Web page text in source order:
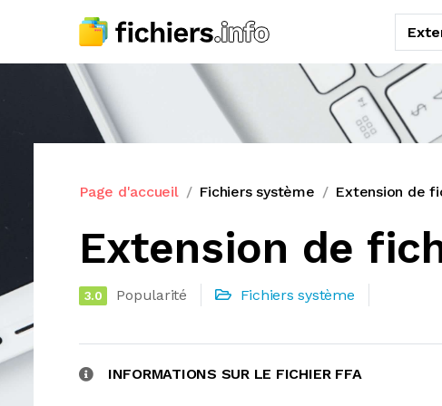
Page d'accueil Fichiers système Extension de
Extension de
3.0 Popularité Fichiers système
INFORMATIONS SUR LE FICHIER FFA